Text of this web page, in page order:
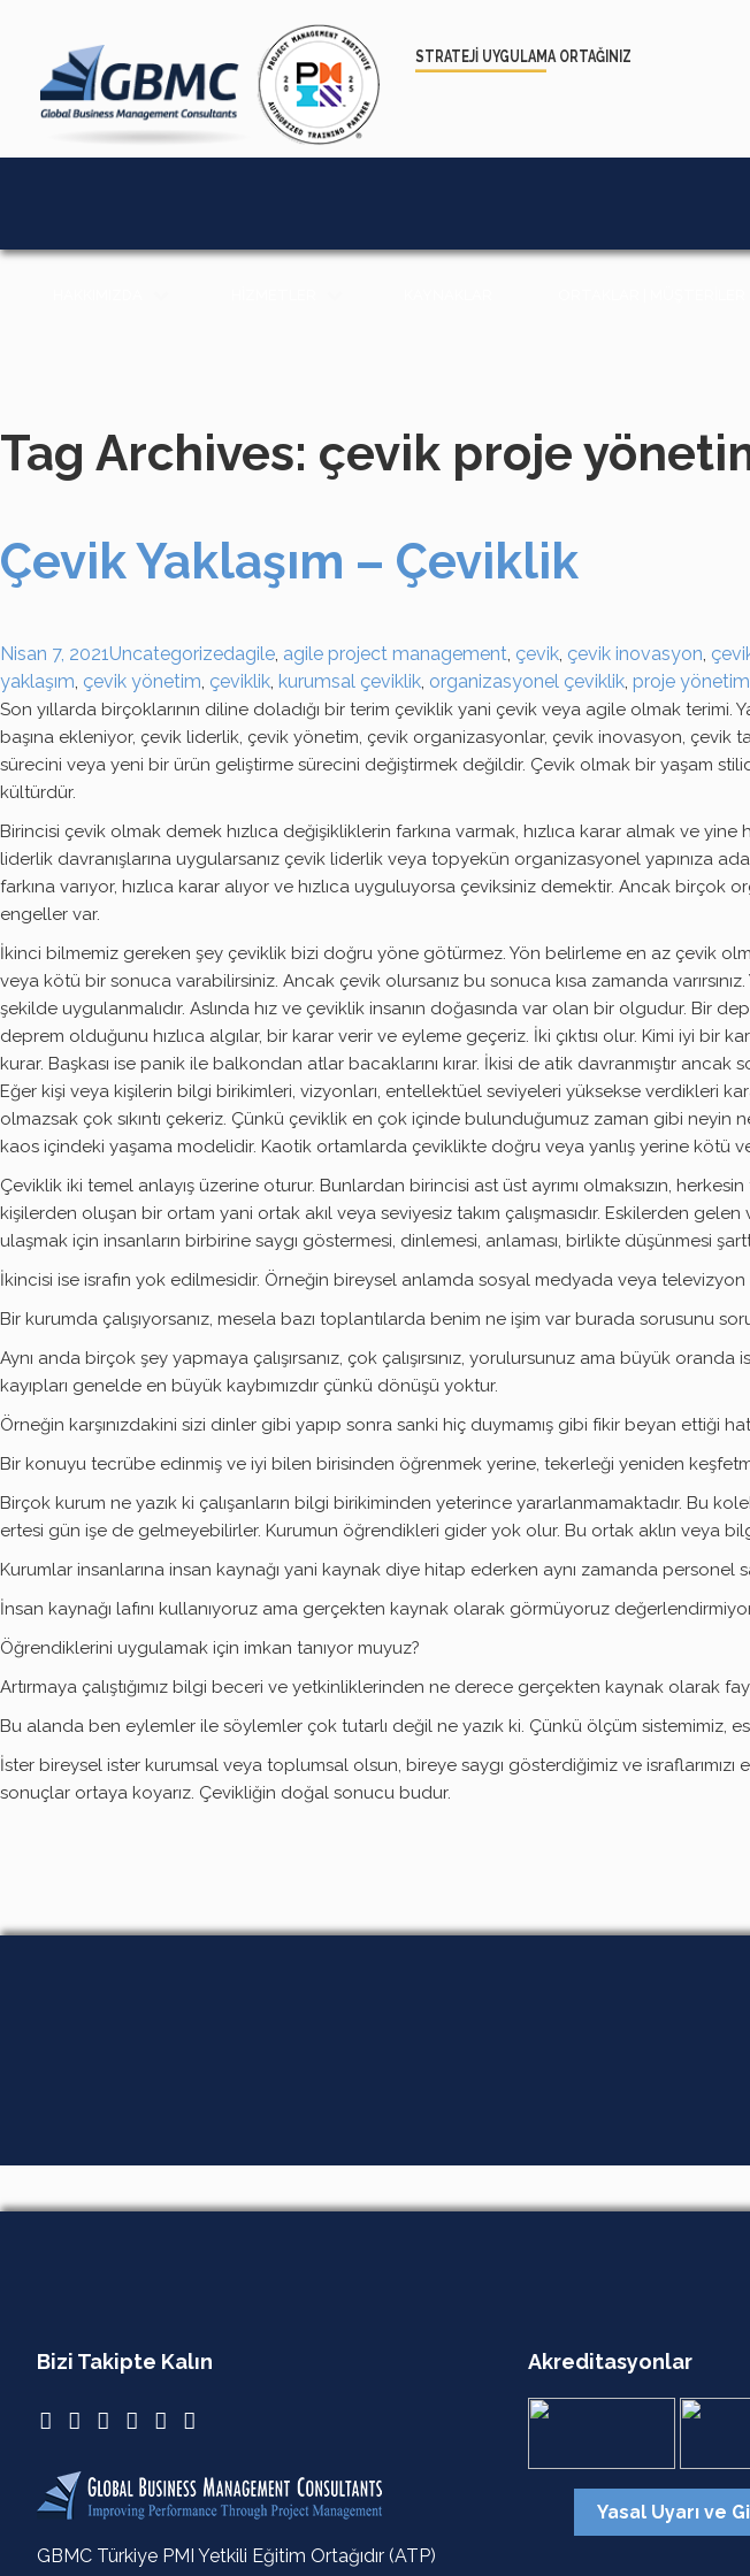
STRATEJİ UYGULAMAORTAĞINIZ
Tag Archives: çevik proje
Çevik Yaklaşım – Çeviklik
Nisan 7, 2021Uncategorizedagile, agile project management, çevik, çevik inovasyon,
yaklaşım, çevik yönetim, çeviklik, kurumsal çeviklik, organizasyonel çeviklik, proje
Son yıllarda birçoklarının diline doladığı bir terim çeviklik yani çevik veya agile olmak
başına ekleniyor, çevik liderlik, çevik yönetim, çevik organizasyonlar, çevik inovasyon,
sürecini veya yeni bir ürün geliştirme sürecini değiştirmek değildir. Çevik olmak bir yaşam
kültürdür.
Birincisi çevik olmak demek hızlıca değişikliklerin farkına varmak, hızlıca karar almak ve
liderlik davranışlarına uygularsanız çevik liderlik veya topyekün organizasyonel yapınıza
farkına varıyor, hızlıca karar alıyor ve hızlıca uyguluyorsa çeviksiniz demektir. Ancak
engeller var.
İkinci bilmemiz gereken şey çeviklik bizi doğru yöne götürmez. Yön belirleme en az çevik
veya kötü bir sonuca varabilirsiniz. Ancak çevik olursanız bu sonuca kısa zamanda
şekilde uygulanmalıdır. Aslında hız ve çeviklik insanın doğasında var olan bir olgudur. Bir
deprem olduğunu hızlıca algılar, bir karar verir ve eyleme geçeriz. İki çıktısı olur. Kimi iyi
kurar. Başkası ise panik ile balkondan atlar bacaklarını kırar. İkisi de atik davranmıştır
Eğer kişi veya kişilerin bilgi birikimleri, vizyonları, entellektüel seviyeleri yüksekse verdikleri
olmazsak çok sıkıntı çekeriz. Çünkü çeviklik en çok içinde bulunduğumuz zaman gibi
kaos içindeki yaşama modelidir. Kaotik ortamlarda çeviklikte doğru veya yanlış yerine kötü
Çeviklik iki temel anlayış üzerine oturur. Bunlardan birincisi ast üst ayrımı olmaksızın,
kişilerden oluşan bir ortam yani ortak akıl veya seviyesiz takım çalışmasıdır. Eskilerden
ulaşmak için insanların birbirine saygı göstermesi, dinlemesi, anlaması, birlikte düşünmesi
İkincisi ise israfın yok edilmesidir. Örneğin bireysel anlamda sosyal medyada veya televizyon
Bir kurumda çalışıyorsanız, mesela bazı toplantılarda benim ne işim var burada sorusunu
Aynı anda birçok şey yapmaya çalışırsanız, çok çalışırsınız, yorulursunuz ama büyük
kayıpları genelde en büyük kaybımızdır çünkü dönüşü yoktur.
Örneğin karşınızdakini sizi dinler gibi yapıp sonra sanki hiç duymamış gibi fikir beyan ettiği
Bir konuyu tecrübe edinmiş ve iyi bilen birisinden öğrenmek yerine, tekerleği yeniden
Birçok kurum ne yazık ki çalışanların bilgi birikiminden yeterince yararlanmamaktadır. Bu
ertesi gün işe de gelmeyebilirler. Kurumun öğrendikleri gider yok olur. Bu ortak aklın veya
Kurumlar insanlarına insan kaynağı yani kaynak diye hitap ederken aynı zamanda personel
İnsan kaynağı lafını kullanıyoruz ama gerçekten kaynak olarak görmüyoruz
Öğrendiklerini uygulamak için imkan tanıyor muyuz?
Artırmaya çalıştığımız bilgi beceri ve yetkinliklerinden ne derece gerçekten kaynak olarak
Bu alanda ben eylemler ile söylemler çok tutarlı değil ne yazık ki. Çünkü ölçüm sistemimiz,
İster bireysel ister kurumsal veya toplumsal olsun, bireye saygı gösterdiğimiz ve
sonuçlar ortaya koyarız. Çevikliğin doğal sonucu budur.
Bizi Takipte Kalın
GBMC Türkiye PMI Yetkili Eğitim Ortağıdır (ATP)
Akreditasyonlar
Yasal Uyarı ve